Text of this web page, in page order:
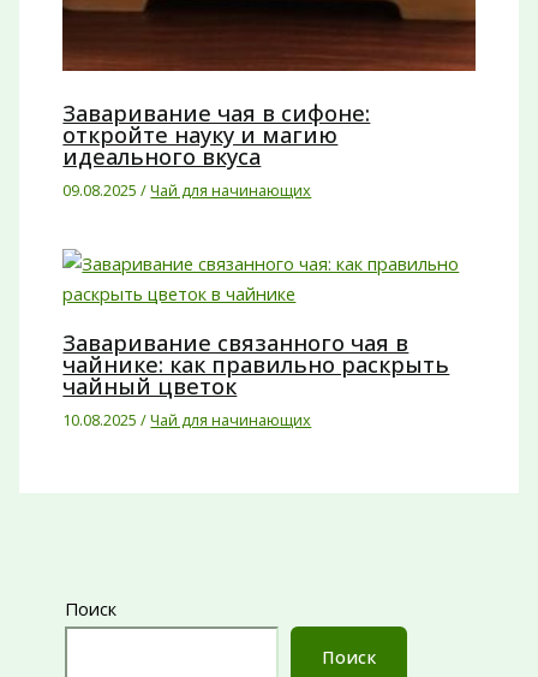
Заваривание чая в сифоне:
откройте науку и магию
идеального вкуса
09.08.2025/Чай для начинающих
Заваривание связанного чая в
чайнике: как правильно раскрыть
чайный цветок
10.08.2025/Чай для начинающих
Поиск
Поиск